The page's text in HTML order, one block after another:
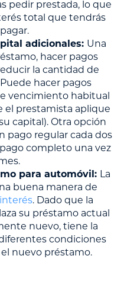
pedir prestada, lo que
total que tendrás
adicionales: Una
hacer pagos
la cantidad de
hacer pagos
vencimiento habitual
el prestamista aplique
capital). Otra opción
pago regular cada dos
completo una vez
para automóvil: La
buena manera de
. Dado que la
su préstamo actual
nuevo, tiene la
condiciones
nuevo préstamo.